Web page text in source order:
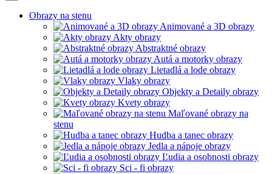
Obrazy na stenu
Animované a 3D obrazy
Akty obrazy
Abstraktné obrazy
Autá a motorky obrazy
Lietadlá a lode obrazy
Vlaky obrazy
Objekty a Detaily obrazy
Kvety obrazy
Maľované obrazy na
stenu
Hudba a tanec obrazy
Jedla a nápoje obrazy
Ľudia a osobnosti obrazy
Sci - fi obrazy